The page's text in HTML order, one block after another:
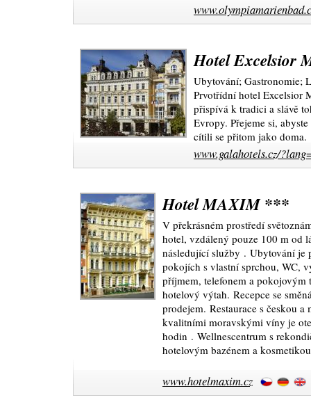
Hotel Excelsior
Ubytování; Gastronomie;
Prvotřídní hotel Excelsior
přispívá k tradici a slávě
Evropy. Přejeme si,
cítili se přitom jako doma.
www.galahotels.cz/
Hotel MAXIM ***
V překrásném prostředí
hotel, vzdálený pouze 100 m od
následující služby . Ubytování je
pokojích s vlastní sprchou, WC,
příjmem, telefonem a
hotelový výtah. Recepce se
prodejem. Restaurace s českou
kvalitními moravskými víny je
hodin . Wellnescentrum s
hotelovým bazénem a
www.hotelmaxim.cz